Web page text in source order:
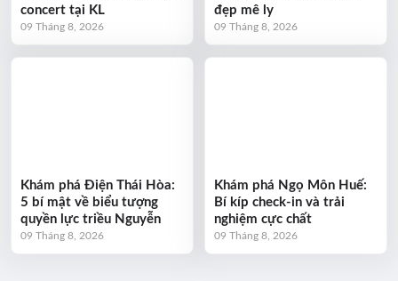
concert tại KL
09 Tháng 8, 2026
đẹp mê ly
09 Tháng 8, 2026
Khám phá Điện Thái Hòa:
5 bí mật về biểu tượng
quyền lực triều Nguyễn
09 Tháng 8, 2026
Khám phá Ngọ Môn Huế:
Bí kíp check-in và trải
nghiệm cực chất
09 Tháng 8, 2026